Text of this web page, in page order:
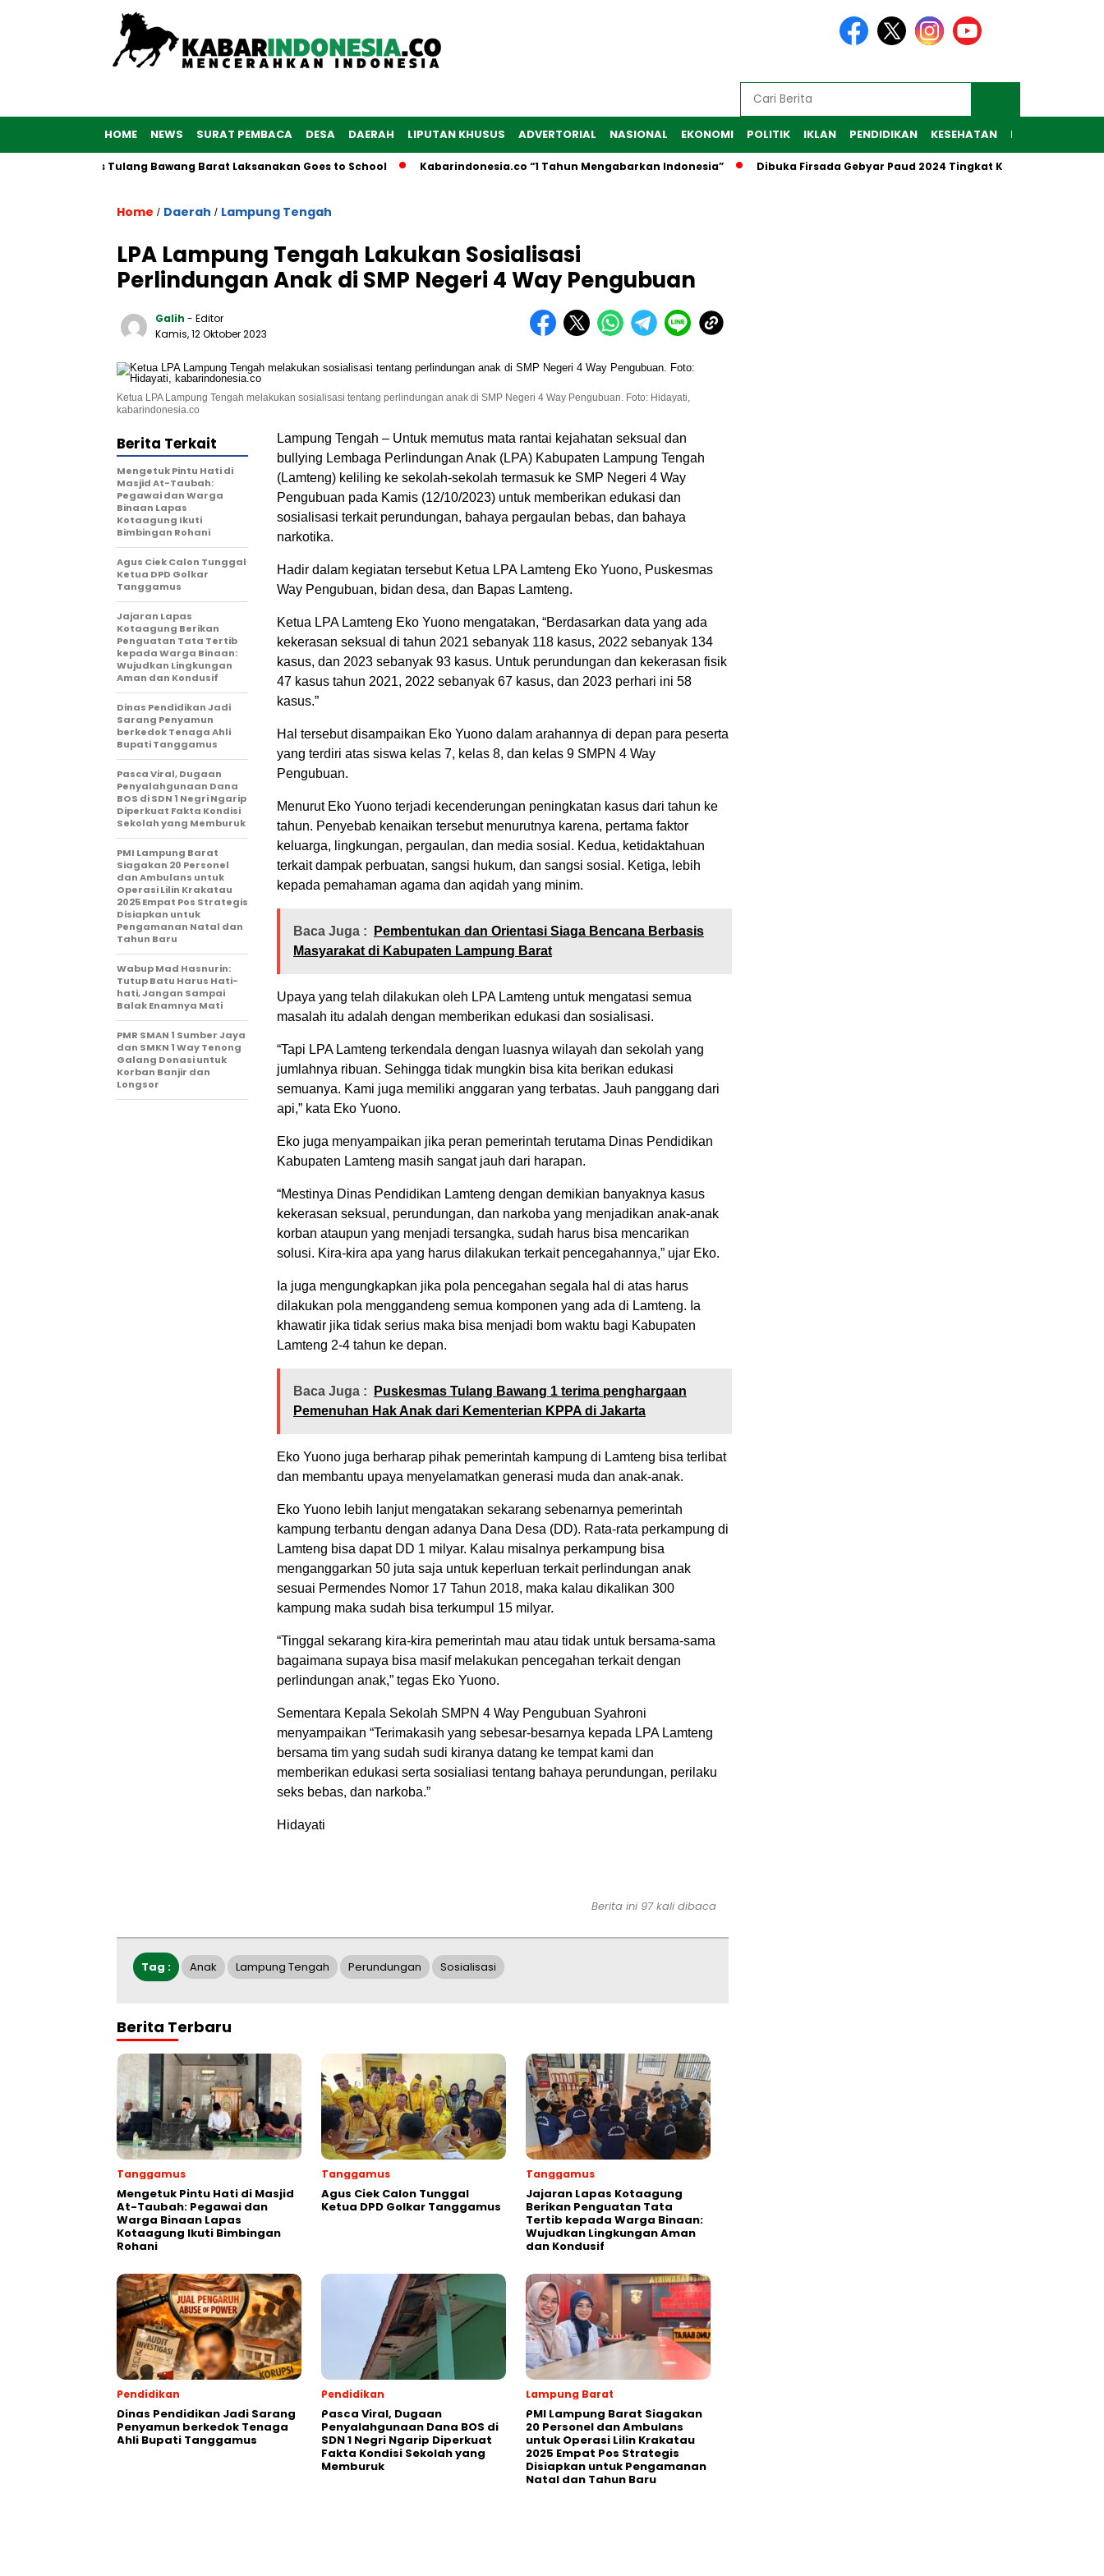
HOME NEWS SURAT PEMBACA DESA DAERAH LIPUTAN KHUSUS ADVERTORIAL NASIONAL EKONOMI POLITIK IKLAN PENDIDIKAN KESEHATAN RAGAM
Polres Tulang Bawang Barat Laksanakan Goes to School Kabarindonesia.co “1 Tahun Mengabarkan Indonesia” Dibuka Firsada Gebyar Paud 2024 Tingkat Kabupaten Tubaba
Home / Daerah / Lampung Tengah
LPA Lampung Tengah Lakukan Sosialisasi
Perlindungan Anak di SMP Negeri 4 Way Pengubuan
Galih - Editor
Kamis, 12 Oktober 2023
Ketua LPA Lampung Tengah melakukan sosialisasi tentang perlindungan anak di SMP Negeri 4 Way Pengubuan. Foto: Hidayati,
kabarindonesia.co
Lampung Tengah – Untuk memutus mata rantai kejahatan seksual dan
bullying Lembaga Perlindungan Anak (LPA) Kabupaten Lampung Tengah
(Lamteng) keliling ke sekolah-sekolah termasuk ke SMP Negeri 4 Way
Pengubuan pada Kamis (12/10/2023) untuk memberikan edukasi dan
sosialisasi terkait perundungan, bahaya pergaulan bebas, dan bahaya
narkotika.
Hadir dalam kegiatan tersebut Ketua LPA Lamteng Eko Yuono, Puskesmas
Way Pengubuan, bidan desa, dan Bapas Lamteng.
Ketua LPA Lamteng Eko Yuono mengatakan, “Berdasarkan data yang ada
kekerasan seksual di tahun 2021 sebanyak 118 kasus, 2022 sebanyak 134
kasus, dan 2023 sebanyak 93 kasus. Untuk perundungan dan kekerasan fisik
47 kasus tahun 2021, 2022 sebanyak 67 kasus, dan 2023 perhari ini 58
kasus.”
Hal tersebut disampaikan Eko Yuono dalam arahannya di depan para peserta
yang terdiri atas siswa kelas 7, kelas 8, dan kelas 9 SMPN 4 Way
Pengubuan.
Menurut Eko Yuono terjadi kecenderungan peningkatan kasus dari tahun ke
tahun. Penyebab kenaikan tersebut menurutnya karena, pertama faktor
keluarga, lingkungan, pergaulan, dan media sosial. Kedua, ketidaktahuan
terkait dampak perbuatan, sangsi hukum, dan sangsi sosial. Ketiga, lebih
kepada pemahaman agama dan aqidah yang minim.
Baca Juga :
Pembentukan dan Orientasi Siaga Bencana Berbasis
Masyarakat di Kabupaten Lampung Barat
Upaya yang telah dilakukan oleh LPA Lamteng untuk mengatasi semua
masalah itu adalah dengan memberikan edukasi dan sosialisasi.
“Tapi LPA Lamteng terkendala dengan luasnya wilayah dan sekolah yang
jumlahnya ribuan. Sehingga tidak mungkin bisa kita berikan edukasi
semuanya. Kami juga memiliki anggaran yang terbatas. Jauh panggang dari
api,” kata Eko Yuono.
Eko juga menyampaikan jika peran pemerintah terutama Dinas Pendidikan
Kabupaten Lamteng masih sangat jauh dari harapan.
“Mestinya Dinas Pendidikan Lamteng dengan demikian banyaknya kasus
kekerasan seksual, perundungan, dan narkoba yang menjadikan anak-anak
korban ataupun yang menjadi tersangka, sudah harus bisa mencarikan
solusi. Kira-kira apa yang harus dilakukan terkait pencegahannya,” ujar Eko.
Ia juga mengungkapkan jika pola pencegahan segala hal di atas harus
dilakukan pola menggandeng semua komponen yang ada di Lamteng. Ia
khawatir jika tidak serius maka bisa menjadi bom waktu bagi Kabupaten
Lamteng 2-4 tahun ke depan.
Baca Juga :
Puskesmas Tulang Bawang 1 terima penghargaan
Pemenuhan Hak Anak dari Kementerian KPPA di Jakarta
Eko Yuono juga berharap pihak pemerintah kampung di Lamteng bisa terlibat
dan membantu upaya menyelamatkan generasi muda dan anak-anak.
Eko Yuono lebih lanjut mengatakan sekarang sebenarnya pemerintah
kampung terbantu dengan adanya Dana Desa (DD). Rata-rata perkampung di
Lamteng bisa dapat DD 1 milyar. Kalau misalnya perkampung bisa
menganggarkan 50 juta saja untuk keperluan terkait perlindungan anak
sesuai Permendes Nomor 17 Tahun 2018, maka kalau dikalikan 300
kampung maka sudah bisa terkumpul 15 milyar.
“Tinggal sekarang kira-kira pemerintah mau atau tidak untuk bersama-sama
bagaimana supaya bisa masif melakukan pencegahan terkait dengan
perlindungan anak,” tegas Eko Yuono.
Sementara Kepala Sekolah SMPN 4 Way Pengubuan Syahroni
menyampaikan “Terimakasih yang sebesar-besarnya kepada LPA Lamteng
bersama tim yang sudah sudi kiranya datang ke tempat kami dan
memberikan edukasi serta sosialiasi tentang bahaya perundungan, perilaku
seks bebas, dan narkoba.”
Hidayati
Berita Terkait
Mengetuk Pintu Hati di
Masjid At-Taubah:
Pegawai dan Warga
Binaan Lapas
Kotaagung Ikuti
Bimbingan Rohani
Agus Ciek Calon Tunggal
Ketua DPD Golkar
Tanggamus
Jajaran Lapas
Kotaagung Berikan
Penguatan Tata Tertib
kepada Warga Binaan:
Wujudkan Lingkungan
Aman dan Kondusif
Dinas Pendidikan Jadi
Sarang Penyamun
berkedok Tenaga Ahli
Bupati Tanggamus
Pasca Viral, Dugaan
Penyalahgunaan Dana
BOS di SDN 1 Negri Ngarip
Diperkuat Fakta Kondisi
Sekolah yang Memburuk
PMI Lampung Barat
Siagakan 20 Personel
dan Ambulans untuk
Operasi Lilin Krakatau
2025 Empat Pos Strategis
Disiapkan untuk
Pengamanan Natal dan
Tahun Baru
Wabup Mad Hasnurin:
Tutup Batu Harus Hati-
hati, Jangan Sampai
Balak Enamnya Mati
PMR SMAN 1 Sumber Jaya
dan SMKN 1 Way Tenong
Galang Donasi untuk
Korban Banjir dan
Longsor
Berita ini 97 kali dibaca
Tag : Anak Lampung Tengah Perundungan Sosialisasi
Berita Terbaru
Tanggamus
Mengetuk Pintu Hati di Masjid
At-Taubah: Pegawai dan
Warga Binaan Lapas
Kotaagung Ikuti Bimbingan
Rohani
Tanggamus
Agus Ciek Calon Tunggal
Ketua DPD Golkar Tanggamus
Tanggamus
Jajaran Lapas Kotaagung
Berikan Penguatan Tata
Tertib kepada Warga Binaan:
Wujudkan Lingkungan Aman
dan Kondusif
Pendidikan
Dinas Pendidikan Jadi Sarang
Penyamun berkedok Tenaga
Ahli Bupati Tanggamus
Pendidikan
Pasca Viral, Dugaan
Penyalahgunaan Dana BOS di
SDN 1 Negri Ngarip Diperkuat
Fakta Kondisi Sekolah yang
Memburuk
Lampung Barat
PMI Lampung Barat Siagakan
20 Personel dan Ambulans
untuk Operasi Lilin Krakatau
2025 Empat Pos Strategis
Disiapkan untuk Pengamanan
Natal dan Tahun Baru